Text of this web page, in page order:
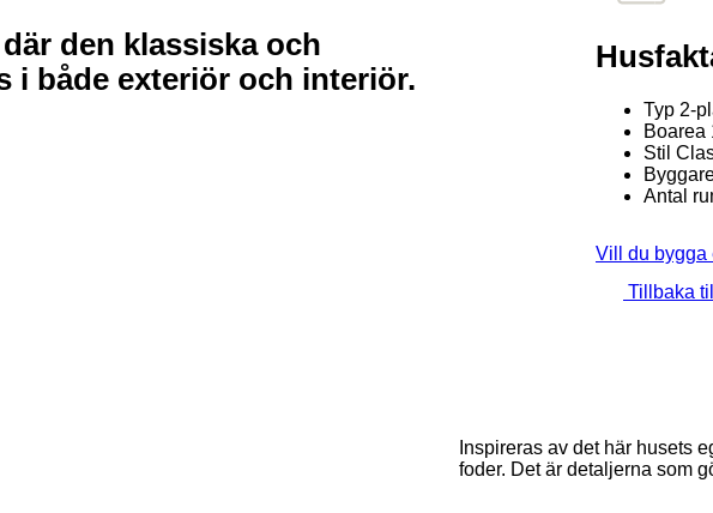
den klassiska och
i både exteriör och interiör.
Typ 2-
Boarea
Stil
Antal
Vill du
Tillbaka
Inspireras av det här husets
foder. Det är detaljerna som